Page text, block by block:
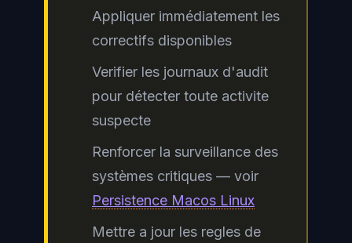
Appliquer immédiatement les
correctifs disponibles
Verifier les journaux d'audit
pour détecter toute activite
suspecte
Renforcer la surveillance des
systèmes critiques — voir
Persistence Macos Linux
Mettre a jour les regles de